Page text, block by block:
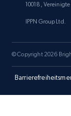
and more.
Target -
10018, Vereinigte
IPPN Group Ltd.
© Copyright 2026